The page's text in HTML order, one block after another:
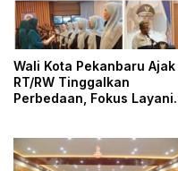
Wali Kota Pekanbaru Ajak
RT/RW Tinggalkan
Perbedaan, Fokus Layani